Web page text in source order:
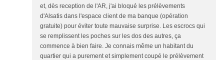
et, dès reception de l'AR, j'ai bloqué les prélèvements
d'Alsatis dans l'espace client de ma banque (opération
gratuite) pour éviter toute mauvaise surprise. Les escrocs qui
se remplissent les poches sur les dos des autres, ça
commence à bien faire. Je connais même un habitant du
quartier qui a purement et simplement coupé le prélèvement